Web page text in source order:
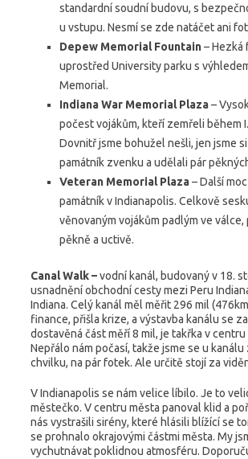
standardní soudní budovu, s
u vstupu. Nesmí se zde natáčet ani
Depew Memorial Fountain– Hezká
uprostřed University parku s
Memorial.
Indiana War Memorial Plaza–
počest vojákům, kteří zemřeli během
Dovnitř jsme bohužel nešli, jen jsme
památník zvenku a udělali pár
Veteran Memorial Plaza– Další
památník v Indianapolis. Celkově
věnovaným vojákům padlým ve
pěkně a uctivě.
Canal Walk –vodní kanál, budovaný v 18.
usnadnění obchodní cesty mezi Peru
Indiana. Celý kanál měl měřit 296 mil
finance, přišla krize, a výstavba kanálu se
dostavěná část měří 8 mil, je takřka v centru
Nepřálo nám počasí, takže jsme se u kanálu
chvilku, na pár fotek. Ale určitě stojí za
V Indianapolis se nám velice líbilo. Je to
městečko. V centru města panoval klid a
nás vystrašili sirény, které hlásili blížící se
se prohnalo okrajovými částmi města. My
vychutnávat poklidnou atmosféru.